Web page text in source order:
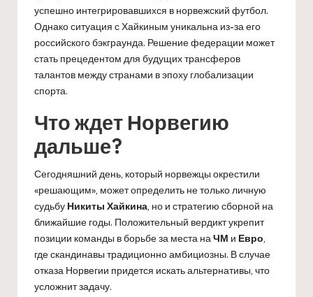
успешно интегрировавшихся в норвежский футбол.
Однако ситуация с Хайкиным уникальна из-за его
российского бэкграунда. Решение федерации может
стать прецедентом для будущих трансферов
талантов между странами в эпоху глобализации
спорта.
Что ждет Норвегию
дальше?
Сегодняшний день, который норвежцы окрестили
«решающим», может определить не только личную
судьбу Никиты Хайкина, но и стратегию сборной на
ближайшие годы. Положительный вердикт укрепит
позиции команды в борьбе за места наЧМ и Евро,
где скандинавы традиционно амбициозны. В случае
отказа Норвегии придется искать альтернативы, что
усложнит задачу.